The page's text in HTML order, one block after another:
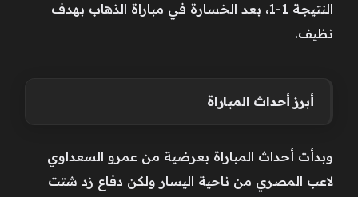
النتيجة 1-1، بعد الخسارة في مباراة الذهاب بهدف
نظيف.
أبرز أحداث المباراة
وبدأت أحداث المباراة بعرضية من عمرو السعداوي
لاعب المصري من ناحية اليسار ولكن دفاع زد شتت